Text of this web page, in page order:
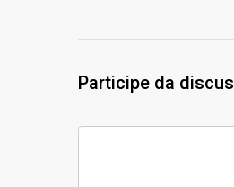
Participe da